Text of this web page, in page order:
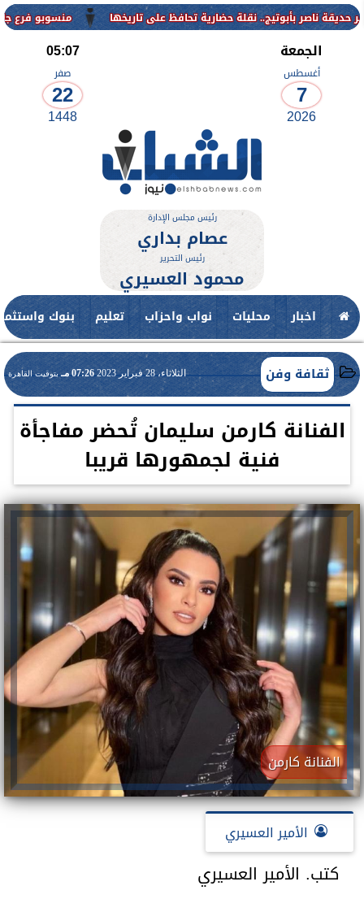
منسوبو فرع جامعة الأزهر
الجمعة
أغسطس
7
2026
05:07
صفر
22
1448
رئيس مجلس الإدارة
عصام بداري
رئيس التحرير
محمود العسيري
اخبار محليات نواب واحزاب تعليم بنوك
ثقافة وفن الثلاثاء، 28 فبراير 2023 07:26 مـ بتوقيت القاهرة
الفنانة كارمن سليمان تُحضر مفاجأة
فنية لجمهورها قريبا
الفنانة كارمن
الأمير العسيري
كتب. الأمير العسيري